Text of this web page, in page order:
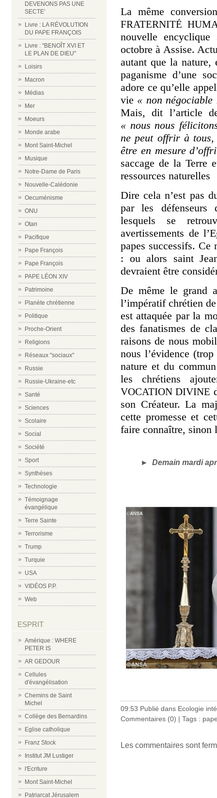
DEVENONS PAS UNE
SECTE'
Livre : LA RÉVOLUTION
DU PAPE FRANÇOIS
Livre : "BENOÎT XVI ET
LE PLAN DE DIEU"
Loisirs
Macron
Médias
Mer
Moeurs
Monde arabe
Mont Saint-Michel
Musique
Notre-Dame de Paris
Nouvelle-Calédonie
Oecuménisme
ONU
Otan
Pacifique
Pape François
Pape François
PAPE LÉON XIV
Patrimoine
Planète chrétienne
Politique
Proche-Orient
Religions
Réseaux "sociaux"
Russie
Russie-Ukraine-etc
Santé
Sciences
Scolaire
Social
Société
Sport
Synthèses
Technologie
Témoignage
évangélique
Terre Sainte
Terrorisme
Trump
Turquie
USA
VIDÉOS P.P.
Web
ESPRIT
Amérique : WHERE
PETER IS
AR GEDOUR
Cellules
d'évangélisation
Chemins de Saint
Michel
Collège des Bernardins
Eglise catholique
Franz Stock
Institut JM Lustiger
l'Ecriture
Mont Saint-Michel
Patriarcat Jérusalem
La même
FRATERNITÉ
nouvelle
octobre à Assise.
autant que la
paganisme d’une
adore ce qu’elle
vie « non négociable
Mais, dit l’article
« nous nous
ne peut offrir à
être en mesure
saccage de la Terre
ressources naturelles
Dire cela n’est pas
par les défenseurs
lesquels se
avertissements de
papes successifs. Ce
: ou alors saint
devraient être
De même le grand
l’impératif chrétien
est attaquée par la
des fanatismes de
raisons de nous
nous l’évidence
nature et du
les chrétiens
VOCATION DIVINE
son Créateur. La
cette promesse et
faire connaître, sinon
► Demain mardi
09:53 Publié dans Ecologie
Commentaires (0) | Tags :
Les commentaires sont